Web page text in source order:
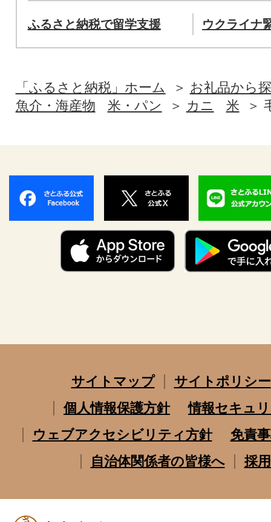
ふるさと納税で留学支援 ウクライナ
「ふるさと納税」ホーム
お礼品から
魚介・海産物
米・パン カニ 米
サイトマップ
サイトポリシー
個人情報保護方針
情報セキュ
ウェブアクセシビリティ方針
免責
自治体関係者の皆様へ
採